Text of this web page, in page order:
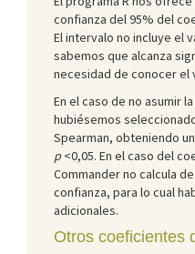
confianza del 95% del
El intervalo no incluye el
sabemos que alcanza
necesidad de conocer el
En el caso de no asumir
hubiésemos
Spearman, obteniendo
p <0,05. En el caso del
Commander no calcula
confianza, para lo cual
adicionales.
Otros coeficientes